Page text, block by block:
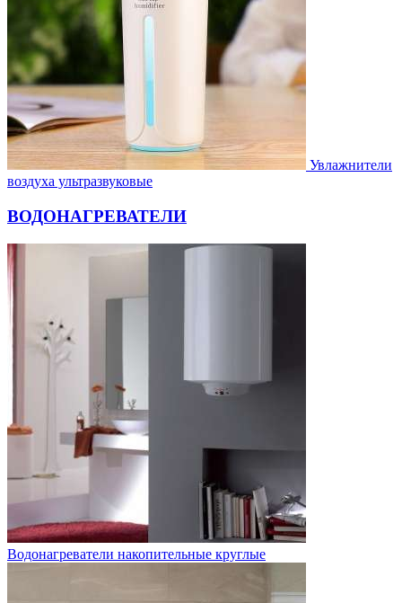
Увлажнители
воздуха ультразвуковые
ВОДОНАГРЕВАТЕЛИ
Водонагреватели накопительные круглые